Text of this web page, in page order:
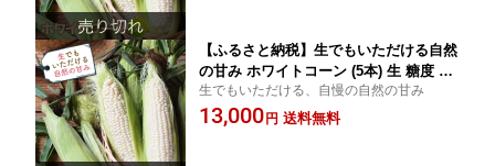
【ふるさと納税】生でもいただける自然
の甘み ホワイトコーン (5本) 生 糖度 も
ぎたて 白 とうもろこし トウモロコシ
コーン 野菜 生食 食品 F4D-0519
生でもいただける、自慢の自然の甘み
13,000 円 送料無料